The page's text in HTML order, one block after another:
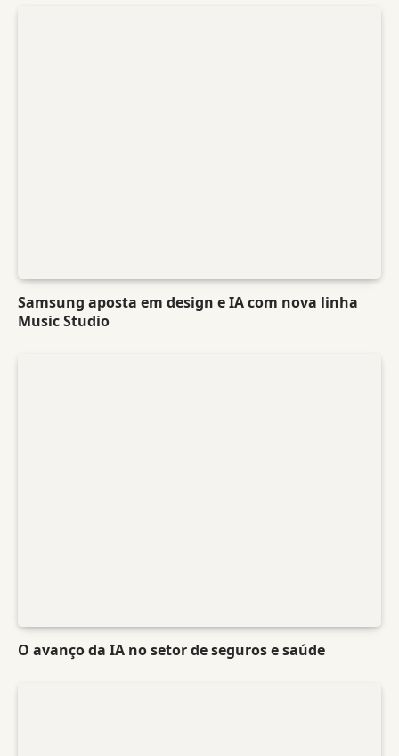
Samsung aposta em design e IA com nova linha
Music Studio
O avanço da IA no setor de seguros e saúde